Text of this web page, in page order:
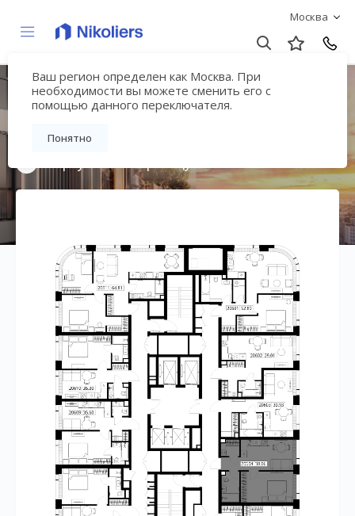
Москва
Ваш регион определен как Москва. При
необходимости вы можете сменить его с
помощью данного переключателя.
Понятно
Мультиквартал
«ВЕЕР»